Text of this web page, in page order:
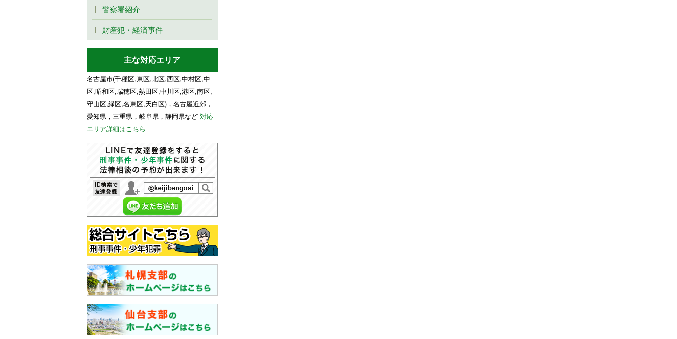
警察署紹介
財産犯・経済事件
主な対応エリア
名古屋市(千種区,東区,北区,西区,中村区,中
区,昭和区,瑞穂区,熱田区,中川区,港区,南区,
守山区,緑区,名東区,天白区)，名古屋近郊，
愛知県，三重県，岐阜県，静岡県など 対応
エリア詳細はこちら